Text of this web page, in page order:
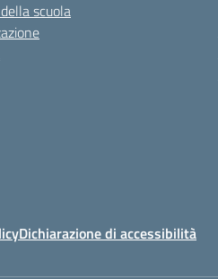
scuola
Dichiarazione di accessibilità